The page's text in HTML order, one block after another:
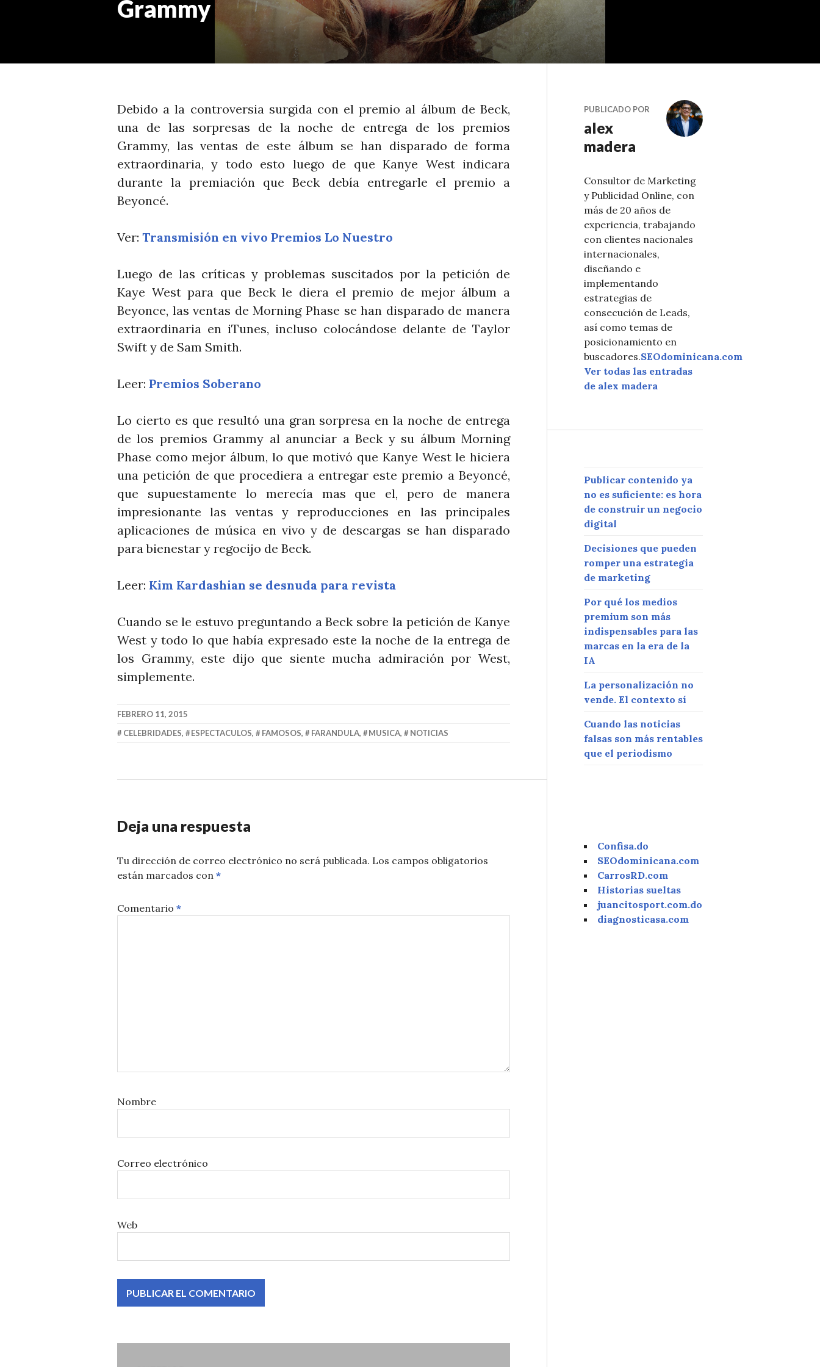
Grammy
Debido a la controversia surgida con el premio al álbum de Beck,
una de las sorpresas de la noche de entrega de los premios
Grammy, las ventas de este álbum se han disparado de forma
extraordinaria, y todo esto luego de que Kanye West indicara
durante la premiación que Beck debía entregarle el premio a
Beyoncé.
Ver: Transmisión en vivo Premios Lo Nuestro
Luego de las críticas y problemas suscitados por la petición de
Kaye West para que Beck le diera el premio de mejor álbum a
Beyonce, las ventas de Morning Phase se han disparado de manera
extraordinaria en iTunes, incluso colocándose delante de Taylor
Swift y de Sam Smith.
Leer: Premios Soberano
Lo cierto es que resultó una gran sorpresa en la noche de entrega
de los premios Grammy al anunciar a Beck y su álbum Morning
Phase como mejor álbum, lo que motivó que Kanye West le hiciera
una petición de que procediera a entregar este premio a Beyoncé,
que supuestamente lo merecía mas que el, pero de manera
impresionante las ventas y reproducciones en las principales
aplicaciones de música en vivo y de descargas se han disparado
para bienestar y regocijo de Beck.
Leer: Kim Kardashian se desnuda para revista
Cuando se le estuvo preguntando a Beck sobre la petición de Kanye
West y todo lo que había expresado este la noche de la entrega de
los Grammy, este dijo que siente mucha admiración por West,
simplemente.
FEBRERO 11, 2015
CELEBRIDADES, ESPECTACULOS, FAMOSOS, FARANDULA, MUSICA, NOTICIAS
Deja una respuesta
Tu dirección de correo electrónico no será publicada. Los campos obligatorios
están marcados con *
Comentario *
Nombre
Correo electrónico
Web
PUBLICADO POR
alex
madera
Consultor de Marketing
y Publicidad Online, con
más de 20 años de
experiencia, trabajando
con clientes nacionales
internacionales,
diseñando e
implementando
estrategias de
consecución de Leads,
así como temas de
posicionamiento en
buscadores.SEOdominicana.com
Ver todas las entradas
de alex madera
Publicar contenido ya
no es suficiente: es hora
de construir un negocio
digital
Decisiones que pueden
romper una estrategia
de marketing
Por qué los medios
premium son más
indispensables para las
marcas en la era de la
IA
La personalización no
vende. El contexto sí
Cuando las noticias
falsas son más rentables
que el periodismo
Confisa.do
SEOdominicana.com
CarrosRD.com
Historias sueltas
juancitosport.com.do
diagnosticasa.com